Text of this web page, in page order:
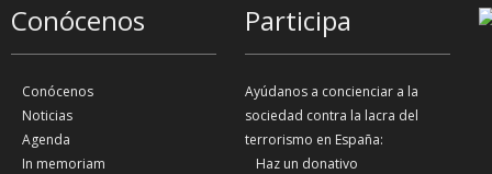
Conócenos
Conócenos
Noticias
Agenda
In memoriam
Participa
Ayúdanos a concienciar a la
sociedad contra la lacra del
terrorismo en España:
Haz un donativo